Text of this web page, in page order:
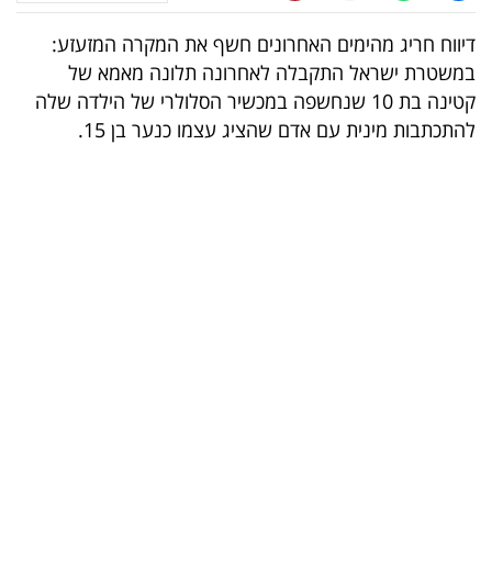
טלוויזיה
עסקי
ספורט
דיווח חריג מהימים האחרונים חשף את המקרה המזעזע:
במשטרת ישראל התקבלה לאחרונה תלונה מאמא של
קטינה בת 10 שנחשפה במכשיר הסלולרי של הילדה שלה
להתכתבות מינית עם אדם שהציג עצמו כנער בן 15.